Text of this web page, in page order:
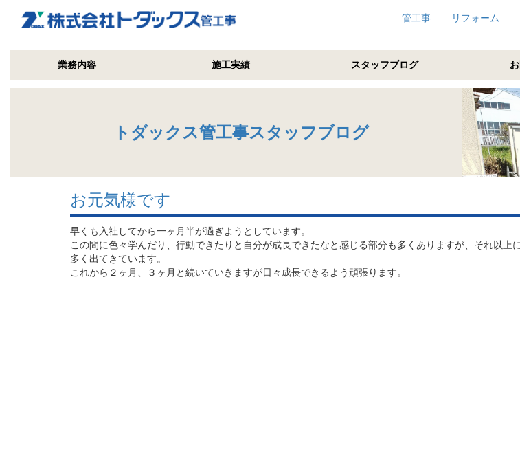
管工事 リフォーム
業務内容 施工実績 スタッフブログ
トダックス管工事スタッフブログ
お元気様です
早くも入社してから一ヶ月半が過ぎようとしています。
この間に色々学んだり、行動できたりと自分が成長できたなと感じる部分も多くありますが、それ以上
多く出てきています。
これから２ヶ月、３ヶ月と続いていきますが日々成長できるよう頑張ります。